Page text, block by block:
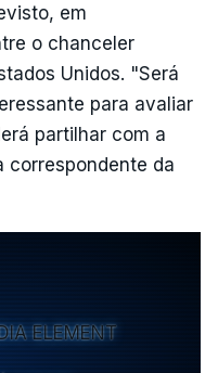
em
o chanceler
Unidos. "Será
para avaliar
partilhar com a
correspondente da
ELEMENT